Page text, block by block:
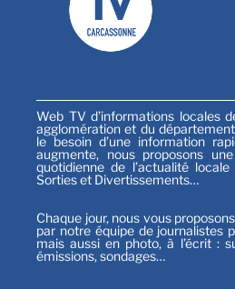
Web TV d’informations locales
agglomération et du département
le besoin d’une information
augmente, nous proposons
quotidienne de l’actualité
Sorties et Divertissements…
Chaque jour, nous vous
par notre équipe de journalistes
mais aussi en photo, à l’écrit :
émissions, sondages…